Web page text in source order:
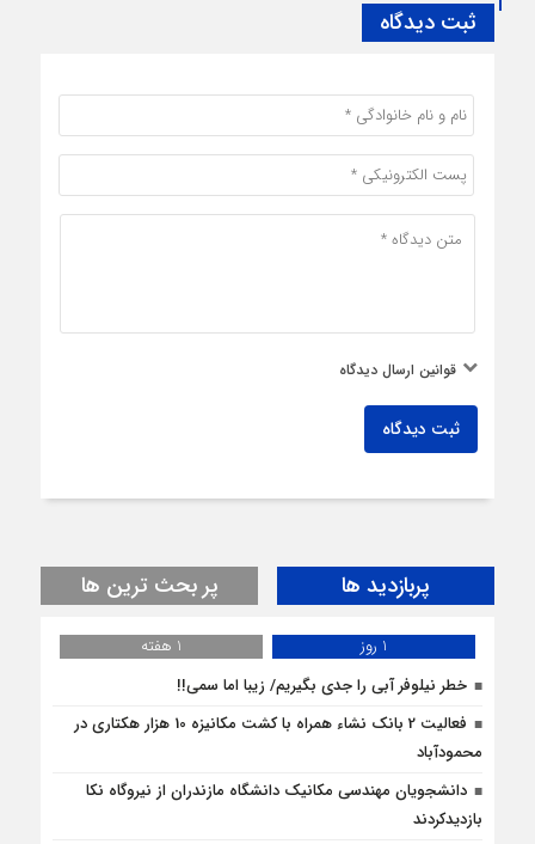
ثبت دیدگاه
قوانین ارسال دیدگاه
ثبت دیدگاه
پربازدید ها پر بحث ترین ها
1 روز
1 هفته
خطر نیلوفر آبی را جدی بگیریم/ زیبا اما سمی!!
فعالیت 2 بانک نشاء همراه با کشت مکانیزه 10 هزار هکتاری در
محمودآباد
دانشجویان مهندسی مکانیک دانشگاه مازندران از نيروگاه نکا
بازديدكردند